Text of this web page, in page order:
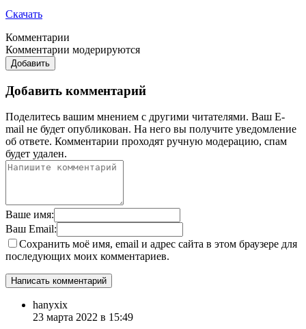
Скачать
Комментарии
Комментарии модерируются
Добавить
Добавить комментарий
Поделитесь вашим мнением с другими читателями. Ваш E-
mail не будет опубликован. На него вы получите уведомление
об ответе. Комментарии проходят ручную модерацию, спам
будет удален.
Ваше имя:
Ваш Email:
Сохранить моё имя, email и адрес сайта в этом браузере для
последующих моих комментариев.
hanyxix
23 марта 2022 в 15:49